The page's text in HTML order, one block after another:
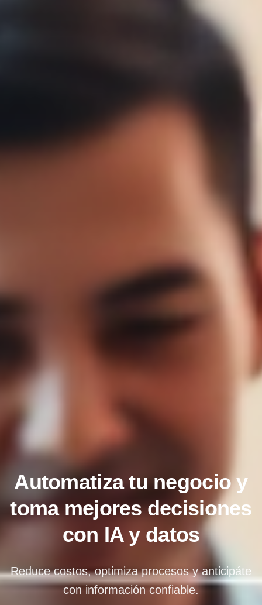
Automatiza tu negocio y
toma mejores decisiones
con IA y datos
Reduce costos, optimiza procesos y anticipáte
con información confiable.